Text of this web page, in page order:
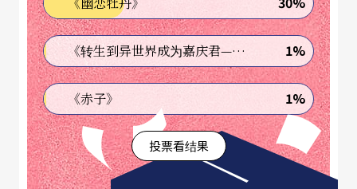
晚，您在同样大的一个音乐厅里，独唱德布西以及
其他法国作曲家的艺术歌曲（注2），不知是否有著
类似的感想？如何才是法文艺术歌曲的理想演唱场
地？
法文艺术歌曲当初经常是为私人的沙龙聚会，而不
是为大庭广众的音乐厅而谱写的，因此特别注重演
《转生到异世界成为嘉庆君—发现我的祖先是诈骗集团!?》 1%
《赤子》 1%
投票看结果